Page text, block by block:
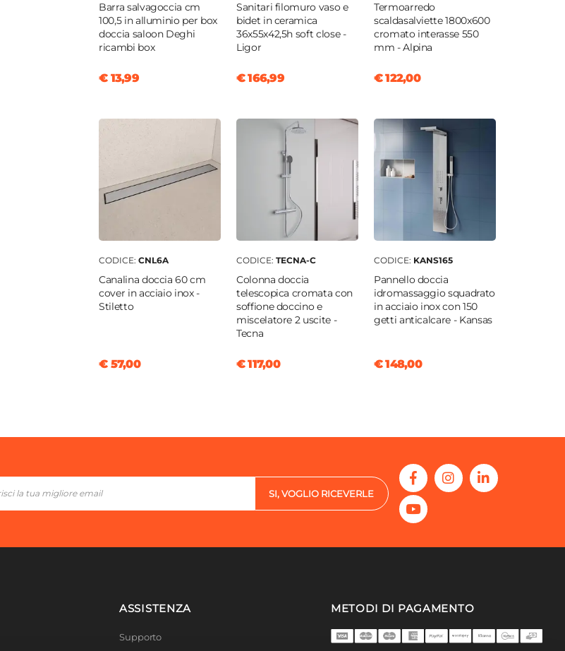
Barra salvagoccia cm
100,5 in alluminio per box
doccia saloon Deghi
ricambi box
€ 13,99
Sanitari filomuro vaso e
bidet in ceramica
36x55x42,5h soft close -
Ligor
€ 166,99
Termoarredo
scaldasalviette 1800x600
cromato interasse 550
mm - Alpina
€ 122,00
CODICE: CNL6A
Canalina doccia 60 cm
cover in acciaio inox -
Stiletto
€ 57,00
CODICE: TECNA-C
Colonna doccia
telescopica cromata con
soffione doccino e
miscelatore 2 uscite -
Tecna
€ 117,00
CODICE: KANS165
Pannello doccia
idromassaggio squadrato
in acciaio inox con 150
getti anticalcare - Kansas
€ 148,00
SI, VOGLIO RICEVERLE
ASSISTENZA
Supporto
METODI DI PAGAMENTO